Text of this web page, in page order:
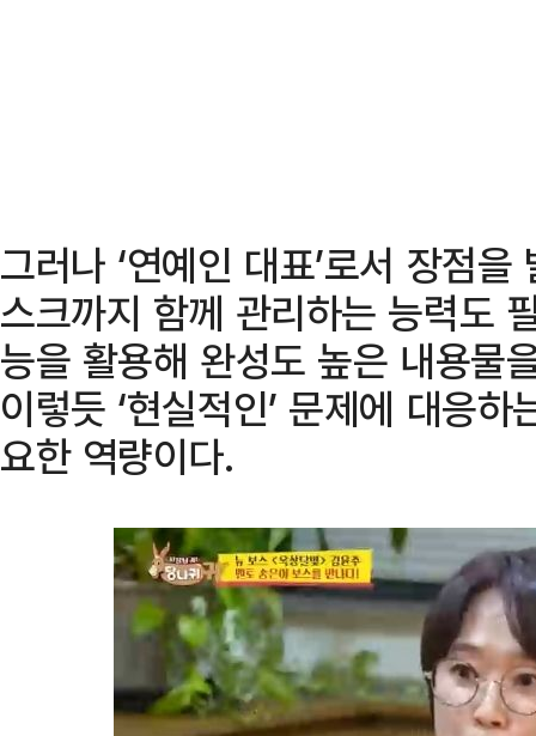
그러나 ‘연예인 대표’로서 장점
스크까지 함께 관리하는 능력도
능을 활용해 완성도 높은 내용물
이렇듯 ‘현실적인’ 문제에 대응하
요한 역량이다.